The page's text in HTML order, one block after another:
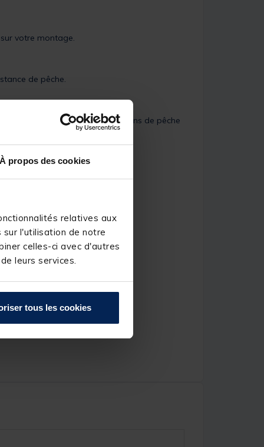
À propos des cookies
relatives aux
l'utilisation de notre
celles-ci avec d'autres
leurs services.
tous les cookies
votre montage.
de pêche.
s’adapter aux conditions de pêche
lumineux"